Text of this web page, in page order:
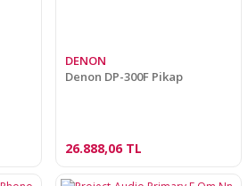
DENON
Denon DP-300F Pikap
26.888,06 TL